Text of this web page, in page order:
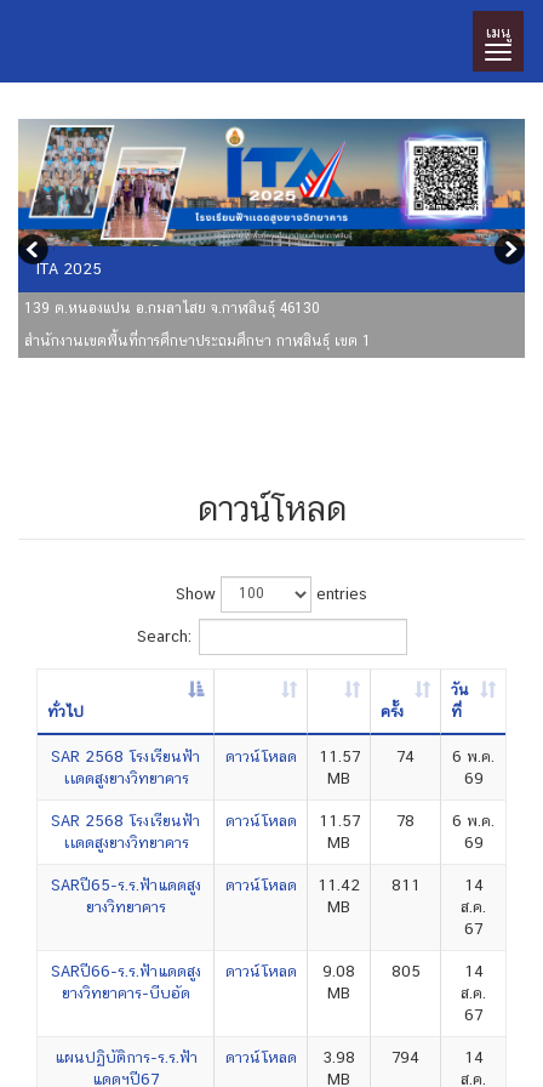
เมนู
ITA 2025
139 ต.หนองแปน อ.กมลาไสย จ.กาฬสินธุ์ 46130
สำนักงานเขตพื้นที่การศึกษาประถมศึกษา กาฬสินธุ์ เขต 1
ดาวน์โหลด
Show entries
Search:
ทั่วไป ครั้ง
วัน
ที่
SAR 2568 โรงเรียนฟ้า
เเดดสูงยางวิทยาคาร
ดาวน์โหลด
11.57
MB
74
6 พ.ค.
69
SAR 2568 โรงเรียนฟ้า
เเดดสูงยางวิทยาคาร
ดาวน์โหลด
11.57
MB
78
6 พ.ค.
69
SARปี65-ร.ร.ฟ้าแดดสูง
ยางวิทยาคาร
ดาวน์โหลด
11.42
MB
811
14
ส.ค.
67
SARปี66-ร.ร.ฟ้าแดดสูง
ยางวิทยาคาร-บีบอัด
ดาวน์โหลด
9.08
MB
805
14
ส.ค.
67
แผนปฏิบัติการ-ร.ร.ฟ้า
แดดฯปี67
ดาวน์โหลด
3.98
MB
794
14
ส.ค.